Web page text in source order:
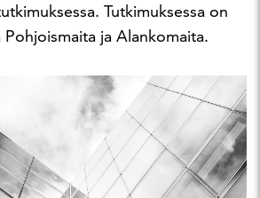
Tutkimuksessa on
ja Alankomaita.